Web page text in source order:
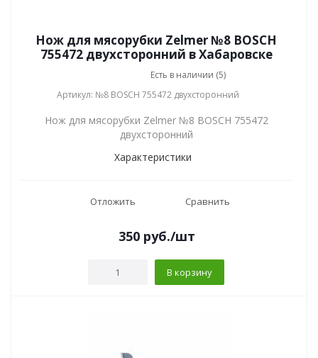
Нож для мясорубки Zelmer №8 BOSCH
755472 двухсторонний в Хабаровске
Есть в наличии (5)
Артикул: №8 BOSCH 755472 двухсторонний
Нож для мясорубки Zelmer №8 BOSCH 755472
двухсторонний
Характеристики
Отложить Сравнить
350руб./шт
В корзину